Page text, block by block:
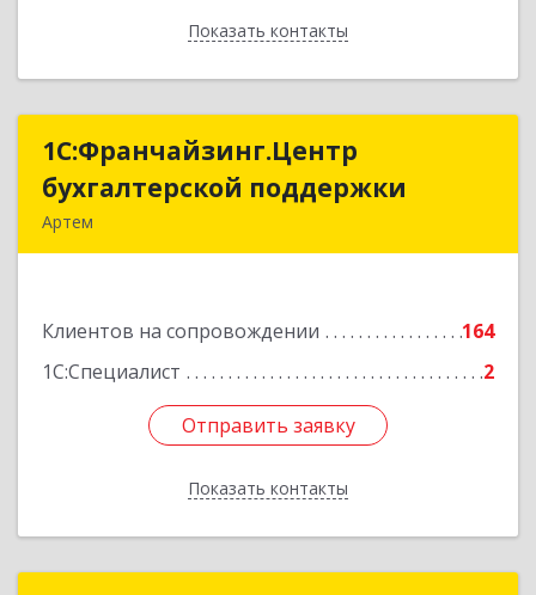
Показать контакты
Назад
1С:Франчайзинг.Центр
бухгалтерской поддержки
Артем
Клиентов на сопровождении
164
1С:Специалист
2
Отправить заявку
Показать контакты
1С:Франчайзинг.Центр
бухгалтерской поддержки
Подробнее
Отправить заявку
Назад